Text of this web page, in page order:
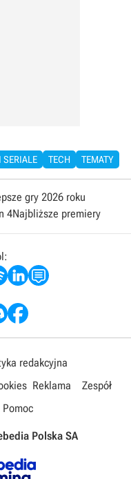
SERIALE TECH TEMATY
gry 2026 roku
4Najbliższe premiery
redakcyjna
Reklama
Zespół
Pomoc
Polska SA